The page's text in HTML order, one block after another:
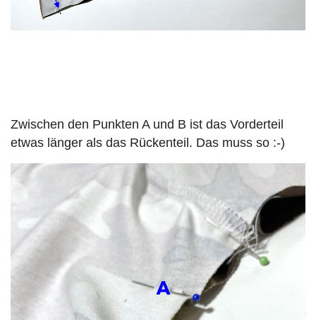
Zwischen den Punkten A und B ist das Vorderteil
etwas länger als das Rückenteil. Das muss so :-)